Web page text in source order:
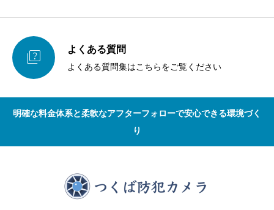
 よくある質問
よくある質問集はこちらをご覧ください
明確な料金体系と柔軟なアフターフォローで安心できる環境づく
り